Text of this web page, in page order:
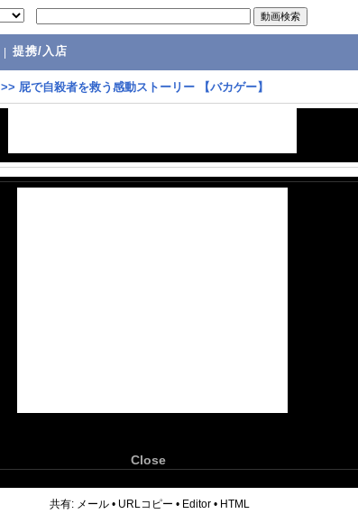
提携/入店
>> 屁で自殺者を救う感動ストーリー 【バカゲー】
Close
共有: メール • URLコピー • Editor • HTML